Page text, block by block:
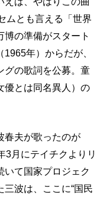
ムとも言える「世界
の準備がスタート
年）からだが、
グの歌詞を公募。童
優とは同名異人）の
春夫が歌ったのが
3月にテイチクよりリ
いて国家プロジェク
三波は、ここに“国民